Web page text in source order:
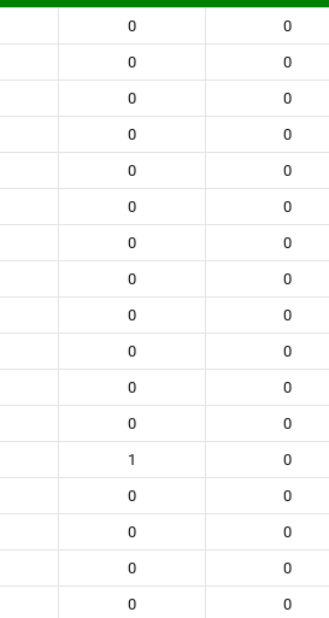
0
0
0
0
0
0
0
0
0
0
0
0
0
0
0
0
0
0
0
0
0
0
0
0
1
0
0
0
0
0
0
0
0
0